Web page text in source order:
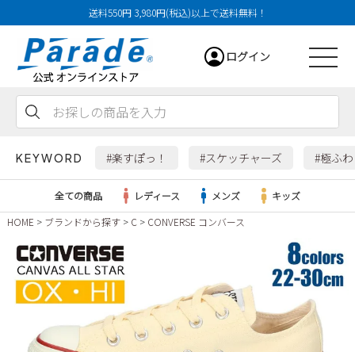
送料550円 3,980円(税込)以上で送料無料！
ログイン
KEYWORD #楽すぽっ！ #スケッチャーズ #極ふ
レディース
すべての商品
メンズ
全ての商品 レディース メンズ
キッズ
HOME
ブランドから探す C CONVERSE コンバース